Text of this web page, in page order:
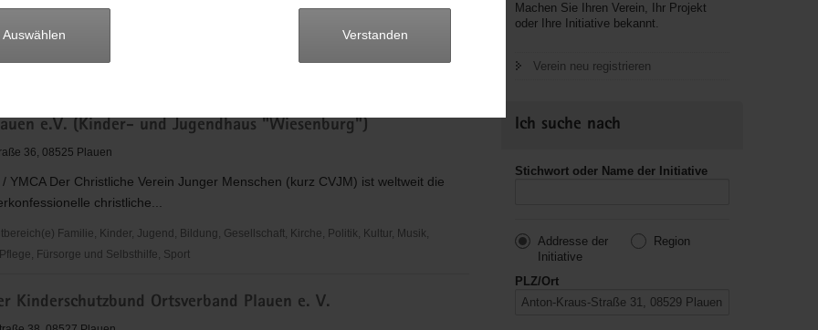
e.V. (Kinder- und Jugendhaus "Wiesenburg")
36, 08525 Plauen
YMCA Der Christliche Verein Junger Menschen (kurz CVJM) ist weltweit die
christliche...
Familie, Kinder, Jugend, Bildung, Gesellschaft, Kirche, Politik, Kultur, Musik,
Fürsorge und Selbsthilfe, Sport
Kinderschutzbund Ortsverband Plauen e. V.
Machen Sie Ihren Verein, Ihr Projekt
oder Ihre Initiative bekannt.
Verein neu registrieren
Ich suche nach
Stichwort oder Name der Initiative
Addresse der
Initiative
Region
PLZ/Ort
Auswählen Verstanden